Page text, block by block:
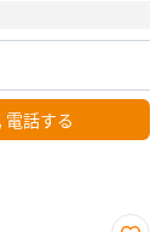
電話する